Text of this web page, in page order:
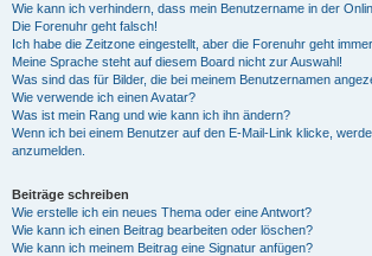
Wie kann ich verhindern, dass mein Benutzername in der
Die Forenuhr geht falsch!
Ich habe die Zeitzone eingestellt, aber die Forenuhr geht
Meine Sprache steht auf diesem Board nicht zur Auswahl!
Was sind das für Bilder, die bei meinem Benutzernamen
Wie verwende ich einen Avatar?
Was ist mein Rang und wie kann ich ihn ändern?
Wenn ich bei einem Benutzer auf den E-Mail-Link klicke,
anzumelden.
Beiträge schreiben
Wie erstelle ich ein neues Thema oder eine Antwort?
Wie kann ich einen Beitrag bearbeiten oder löschen?
Wie kann ich meinem Beitrag eine Signatur anfügen?